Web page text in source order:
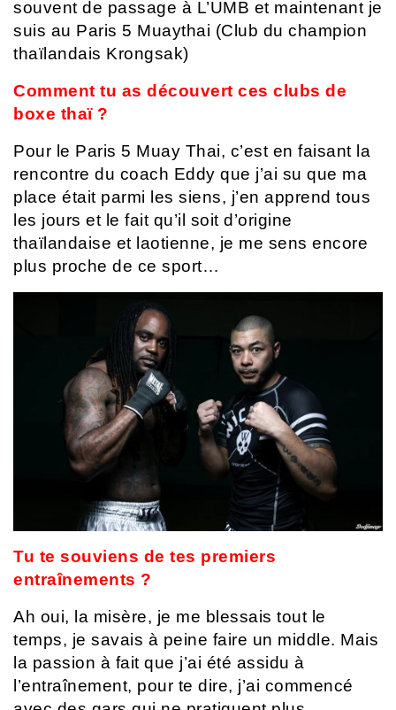
souvent de passage à L’UMB et maintenant je
suis au Paris 5 Muaythai (Club du champion
thaïlandais Krongsak)
Comment tu as découvert ces clubs de
boxe thaï ?
Pour le Paris 5 Muay Thai, c’est en faisant la
rencontre du coach Eddy que j’ai su que ma
place était parmi les siens, j’en apprend tous
les jours et le fait qu’il soit d’origine
thaïlandaise et laotienne, je me sens encore
plus proche de ce sport…
Tu te souviens de tes premiers
entraînements ?
Ah oui, la misère, je me blessais tout le
temps, je savais à peine faire un middle. Mais
la passion à fait que j’ai été assidu à
l’entraînement, pour te dire, j’ai commencé